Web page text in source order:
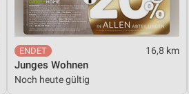
16,8 km
Junges Wohnen
Noch heute gültig